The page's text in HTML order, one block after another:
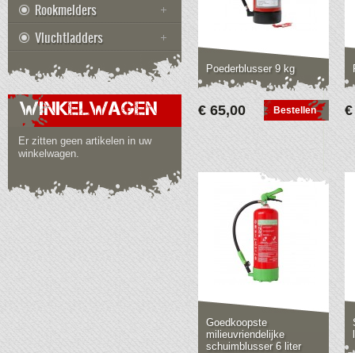
Poederblusser 9 kg
€ 65,00 Bestellen
Goedkoopste
milieuvriendelijke
schuimblusser 6 liter
Rookmelders
Vluchtladders
WINKELWAGEN
Er zitten geen artikelen in uw
winkelwagen.